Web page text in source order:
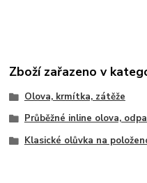
Zboží zařazeno v
Olova, krmítka, zátěže
Průběžné inline olova,
Klasické olůvka na